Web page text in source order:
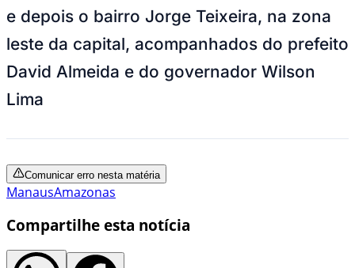
e depois o bairro Jorge Teixeira, na zona
leste da capital, acompanhados do prefeito
David Almeida e do governador Wilson
Lima
Comunicar erro nesta matéria
ManausAmazonas
Compartilhe esta notícia